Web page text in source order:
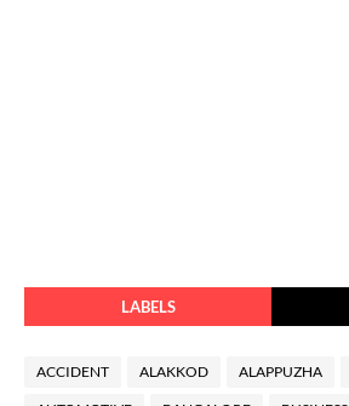
LABELS
ACCIDENT ALAKKOD ALAPPUZHA